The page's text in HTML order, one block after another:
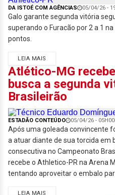
DA ISTOÉ COM AGÊNCIAS 05/04/26 -
Galo garante segunda vitória
superando o Furacão por 2 a 1
pontos.
LEIA MAIS
Atlético-MG
busca a segunda
Brasileirão
ESTADÃO CONTEÚDO 05/04/26 -
Após uma goleada convincente
a atuar diante de sua torcida em
consecutiva no Campeonato
recebe o Athletico-PR na Arena
tentando aproveitar o embalo
LEIA MAIS